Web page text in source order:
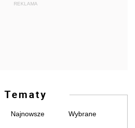
REKLAMA
Tematy
Najnowsze Wybrane